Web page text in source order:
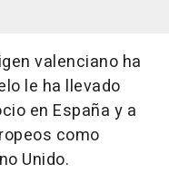
valenciano ha
le ha llevado
en España y a
como
Unido.